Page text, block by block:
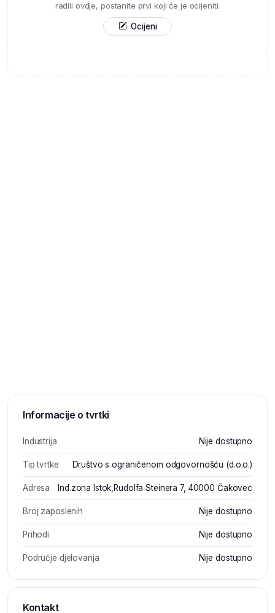
radili ovdje, postanite prvi koji će je ocijeniti.
Ocijeni
Informacije o tvrtki
Industrija Nije dostupno
Tip tvrtke Društvo s ograničenom odgovornošću (d.o.o.)
Adresa Ind.zona Istok,Rudolfa Steinera 7, 40000 Čakovec
Broj zaposlenih Nije dostupno
Prihodi Nije dostupno
Područje djelovanja Nije dostupno
Kontakt